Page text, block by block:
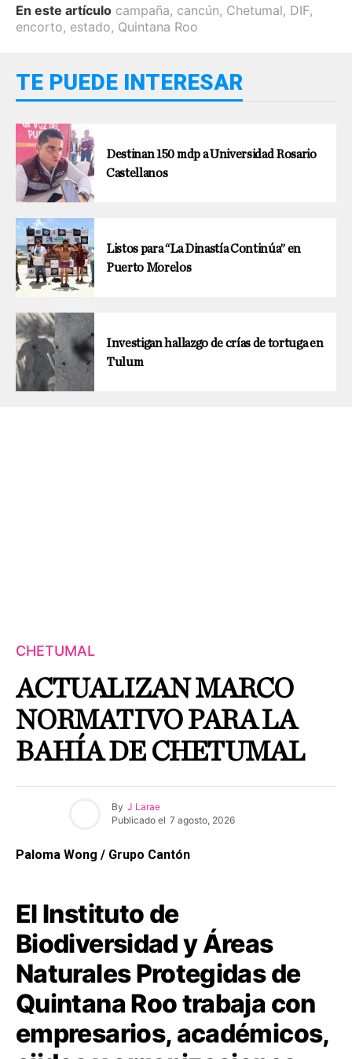
En este artículo campaña, cancún, Chetumal, DIF,
encorto, estado, Quintana Roo
TE PUEDE INTERESAR
Destinan 150 mdp a Universidad Rosario
Castellanos
Listos para “La Dinastía Continúa” en
Puerto Morelos
Investigan hallazgo de crías de tortuga en
Tulum
CHETUMAL
ACTUALIZAN MARCO
NORMATIVO PARA LA
BAHÍA DE CHETUMAL
By J Larae
Publicado el 7 agosto, 2026
Paloma Wong / Grupo Cantón
El Instituto de
Biodiversidad y Áreas
Naturales Protegidas de
Quintana Roo trabaja con
empresarios, académicos,